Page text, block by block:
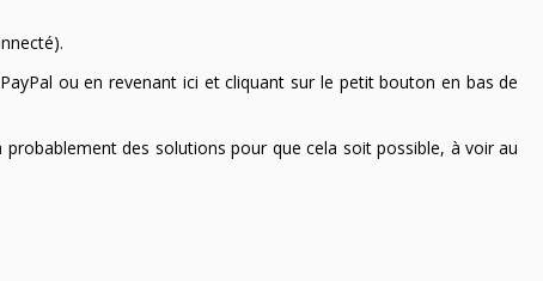
ou en revenant ici et cliquant sur le petit bouton en bas de
probablement des solutions pour que cela soit possible, à voir au